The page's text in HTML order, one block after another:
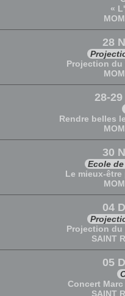
«
28
Projection du
28-
Rendre belles
30
Ecole
Le mieux-
04
Projection du
SAINT
05
Concert
SAINT